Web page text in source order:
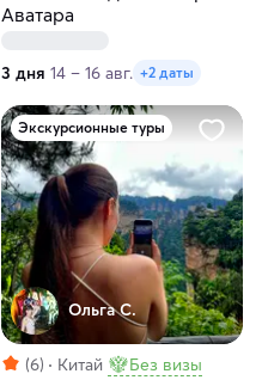
Аватара
3 дня 14 – 16 авг. +2 даты
Экскурсионные туры
Ольга С.
(6) Китай Без визы